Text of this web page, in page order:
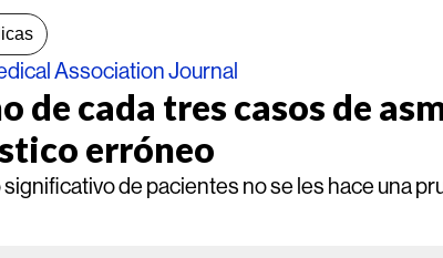
Association Journal
de cada tres casos de
erróneo
de pacientes no se les hace una